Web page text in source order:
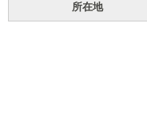
所在地